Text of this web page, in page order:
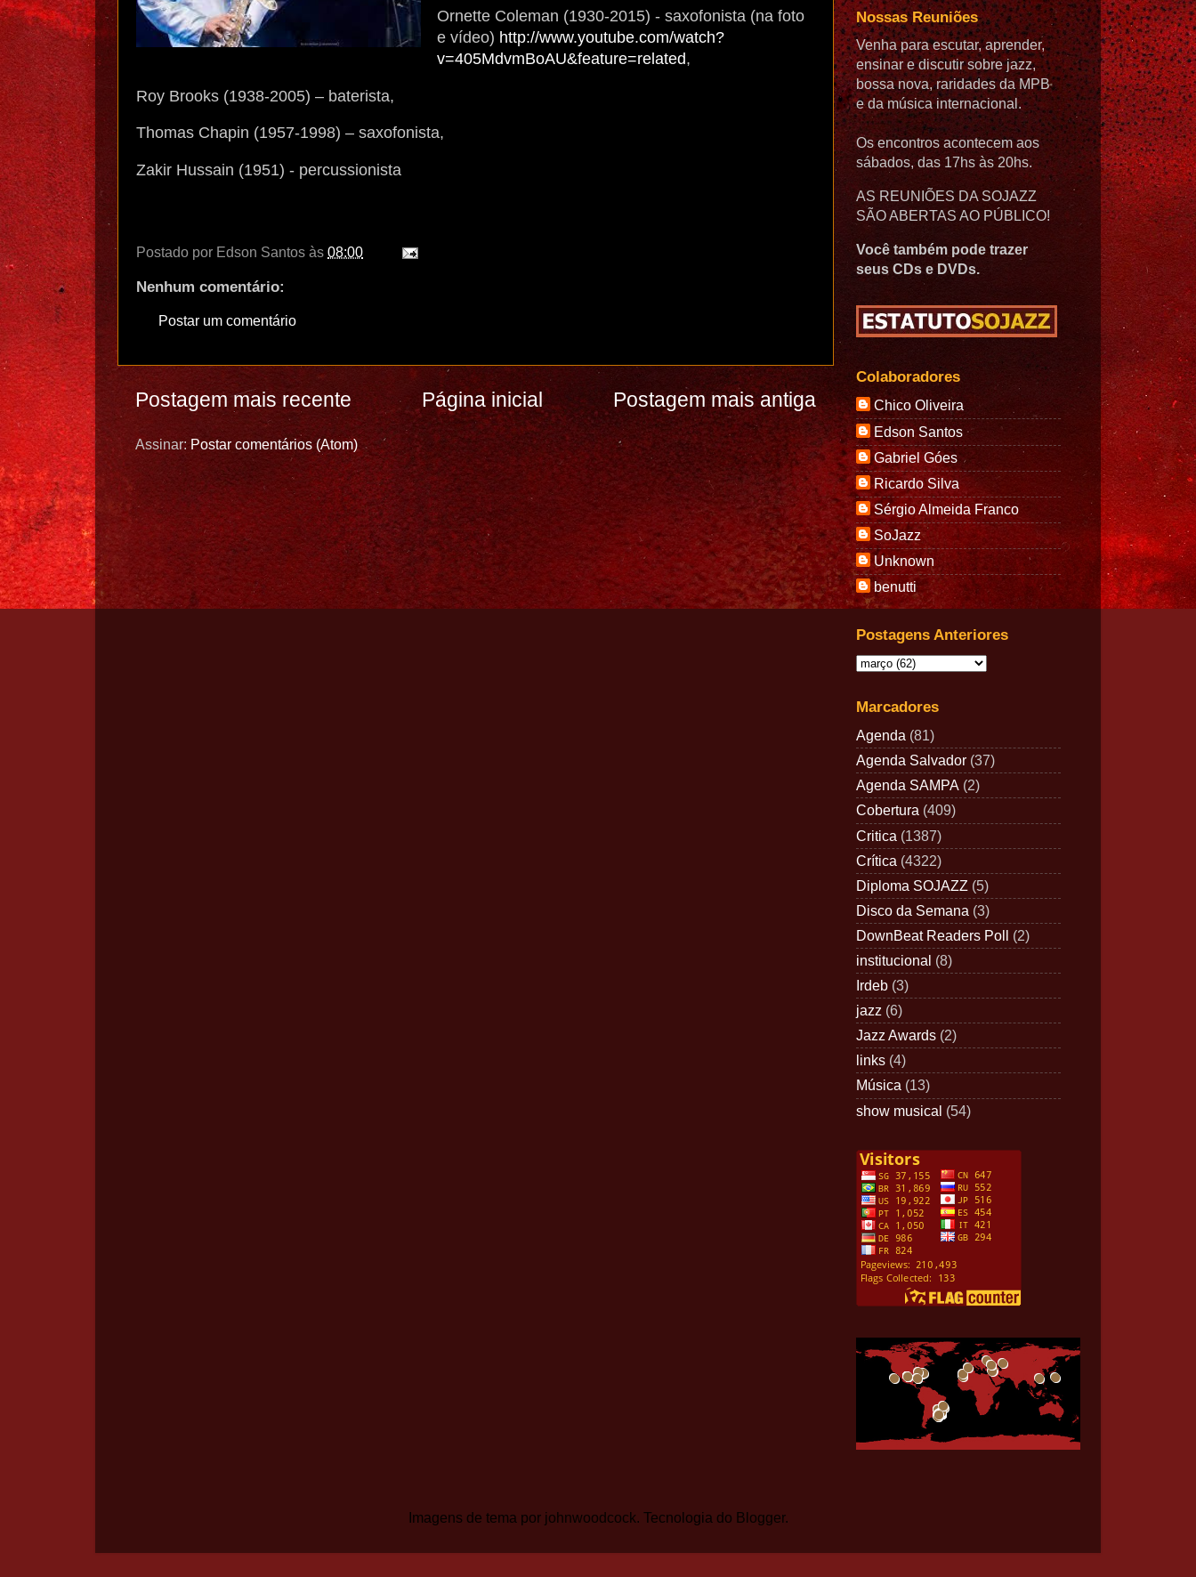
Ornette Coleman (1930-2015) - saxofonista (na foto
e vídeo) http://www.youtube.com/watch?
v=405MdvmBoAU&feature=related,
Roy Brooks (1938-2005) – baterista,
Thomas Chapin (1957-1998) – saxofonista,
Zakir Hussain (1951) - percussionista
Postado por Edson Santos às 08:00
Nenhum comentário:
Postar um comentário
Postagem mais recente Postagem mais antiga
Página inicial
Assinar: Postar comentários (Atom)
Nossas Reuniões
Venha para escutar, aprender,
ensinar e discutir sobre jazz,
bossa nova, raridades da MPB
e da música internacional.
Os encontros acontecem aos
sábados, das 17hs às 20hs.
AS REUNIÕES DA SOJAZZ
SÃO ABERTAS AO PÚBLICO!
Você também pode trazer
seus CDs e DVDs.
Colaboradores
Chico Oliveira
Edson Santos
Gabriel Góes
Ricardo Silva
Sérgio Almeida Franco
SoJazz
Unknown
benutti
Postagens Anteriores
Marcadores
Agenda (81)
Agenda Salvador (37)
Agenda SAMPA (2)
Cobertura (409)
Critica (1387)
Crítica (4322)
Diploma SOJAZZ (5)
Disco da Semana (3)
DownBeat Readers Poll (2)
institucional (8)
Irdeb (3)
jazz (6)
Jazz Awards (2)
links (4)
Música (13)
show musical (54)
Imagens de tema por johnwoodcock. Tecnologia do Blogger.